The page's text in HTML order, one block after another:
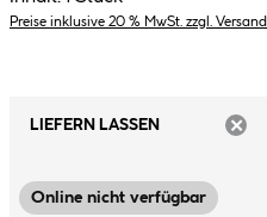
Preise inklusive 20 % MwSt. zzgl.
LIEFERN LASSEN
Online nicht verfügbar